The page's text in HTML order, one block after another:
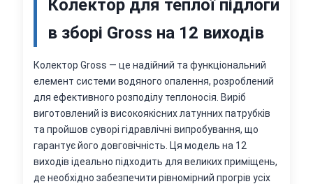
Колектор для теплої підлоги
в зборі Gross на 12 виходів
Колектор Gross — це надійний та функціональний
елемент системи водяного опалення, розроблений
для ефективного розподілу теплоносія. Виріб
виготовлений із високоякісних латунних патрубків
та пройшов суворі гідравлічні випробування, що
гарантує його довговічність. Ця модель на 12
виходів ідеально підходить для великих приміщень,
де необхідно забезпечити рівномірний прогрів усіх